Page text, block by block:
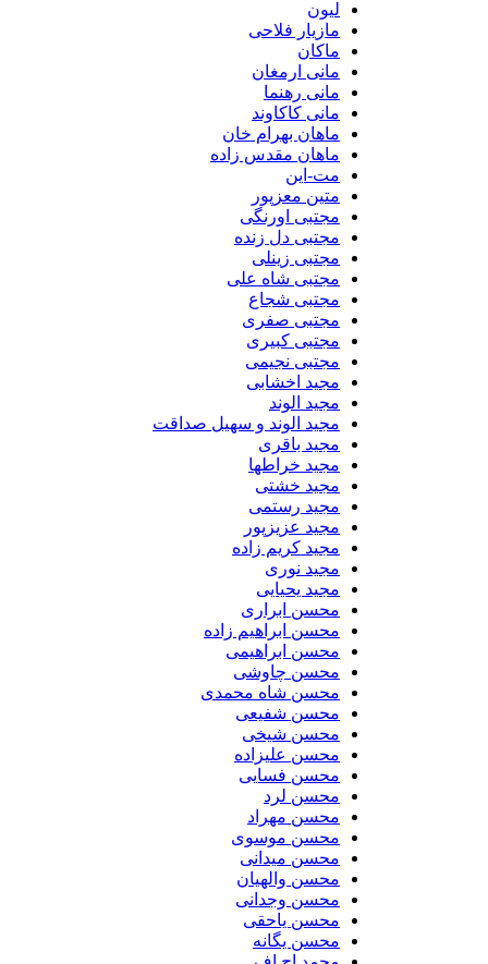
مازیار فلاحی
مانی ارمغان
مانی رهنما
مانی کاکاوند
ماهان بهرام خان
ماهان مقدس زاده
مت-این
متین معزپور
مجتبی اورنگی
مجتبی دل زنده
مجتبی زینلی
مجتبی شاه علی
مجتبی شجاع
مجتبی صفری
مجتبی کبیری
مجتبی نجیمی
مجید اخشابی
مجید الوند‎
مجید الوند و سهیل صداقت
مجید باقری
مجید خراطها
مجید خشتی
مجید رستمی
مجید عزیزپور
مجید کریم زاده
مجید نوری
مجید یحیایی
محسن ابراری
محسن ابراهیم زاده
محسن ابراهیمی
محسن چاوشی
محسن شاه محمدی
محسن شفیعی
محسن شیخی
محسن علیزاده
محسن فسایی
محسن لرد
محسن مهراد
محسن موسوی
محسن میدانی
محسن والهیان
محسن وجدانی
محسن یاحقی
محسن یگانه